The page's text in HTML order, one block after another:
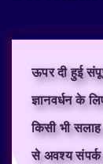
ऊपर दी हुई
ज्ञानवर्धन के
किसी भी
से अवश्य संपर्क